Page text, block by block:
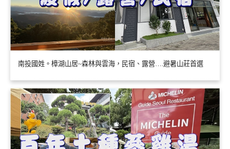
南投國姓。樟湖山居~森林與雲海，民宿、露營….避暑山莊首選